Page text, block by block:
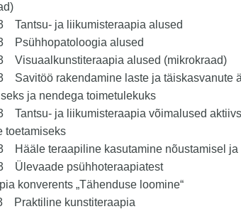
Tantsu- ja liikumisteraapia alused
Psühhopatoloogia alused
Visuaalkunstiteraapia alused (mikrokraad)
Savitöö rakendamine laste ja täiskasvanute
ja nendega toimetulekuks
Tantsu- ja liikumisteraapia võimalused
toetamiseks
Hääle teraapiline kasutamine nõustamisel ja
Ülevaade psühhoteraapiatest
konverents „Tähenduse loomine“
Praktiline kunstiteraapia